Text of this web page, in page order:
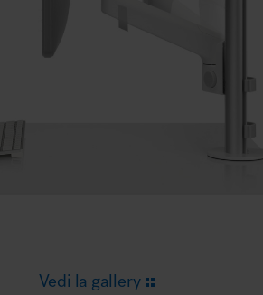
Arredo area
Vedi la gallery